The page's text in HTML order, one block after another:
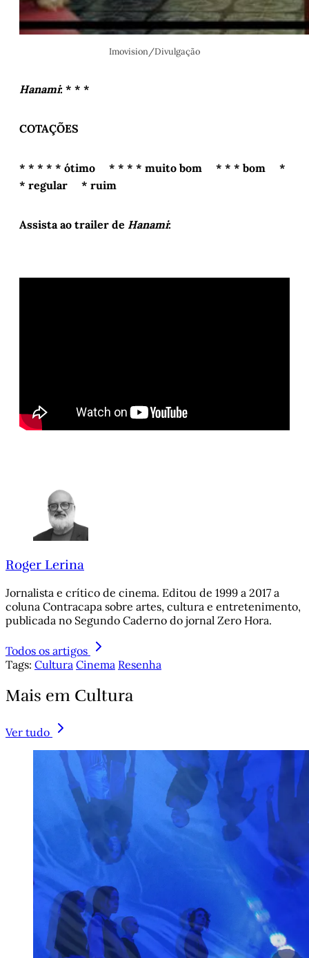
Imovision/Divulgação
Hanami: * * *
COTAÇÕES
* * * * * ótimo * * * * muito bom * * * bom *
* regular * ruim
Assista ao trailer de Hanami:
Roger Lerina
Jornalista e crítico de cinema. Editou de 1999 a 2017 a
coluna Contracapa sobre artes, cultura e entretenimento,
publicada no Segundo Caderno do jornal Zero Hora.
Todos os artigos
Tags: Cultura Cinema Resenha
Mais em Cultura
Ver tudo